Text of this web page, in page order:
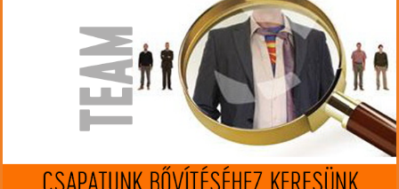
MIP kártya jóváírás: 118Kártyát igényelek
Termék leírás
6,5x55 SE Federal EuroCopper 140gr - Az EuroCopper a Federal
legújabb lőszere, melyet kimagasló hatótávolság és pontosság
jellemez, mindezt teljesen ólommentes lövedékkel. Az egyrészes
rézötvözet konstrukció megakadályozza a lövedék töredezését és